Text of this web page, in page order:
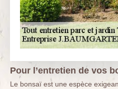
Pour l’entretien de vos
Le bonsaï est une espèce